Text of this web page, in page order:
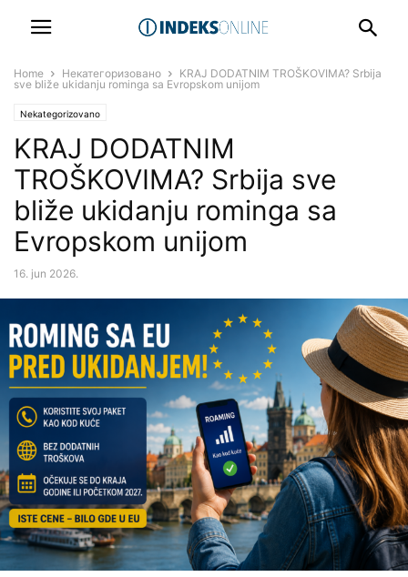
Home Некатегоризовано
KRAJ DODATNIM TROŠKOVIMA? Srbija
sve bliže ukidanju rominga sa Evropskom unijom
Nekategorizovano
KRAJ DODATNIM
TROŠKOVIMA? Srbija sve
bliže ukidanju rominga sa
Evropskom unijom
16. jun 2026.